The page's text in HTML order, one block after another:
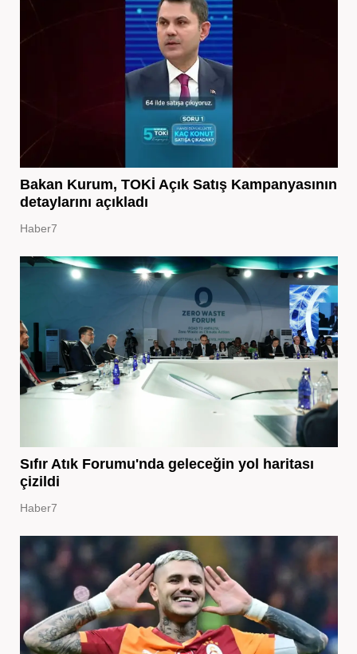
Bakan Kurum, TOKİ Açık Satış Kampanyasının
detaylarını açıkladı
Haber7
Sıfır Atık Forumu'nda geleceğin yol haritası
çizildi
Haber7